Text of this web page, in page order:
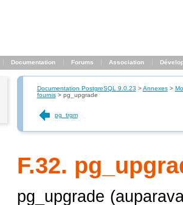
Documentation Forums Association
Documentation PostgreSQL 9.0.23 >Annexes>
fournis> pg_upgrade
pg_trgm
F.32.
pg_upgrade